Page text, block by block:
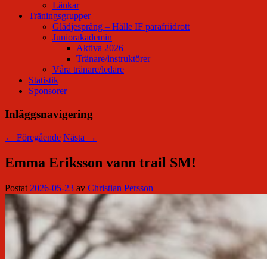
Länkar
Träningsgrupper
Glädjesprång – Hälle IF parafriidrott
Juniorakademin
Aktiva 2026
Tränare/instruktörer
Våra tränare/ledare
Statistik
Sponsorer
Inläggsnavigering
← Föregående Nästa →
Emma Eriksson vann trail SM!
Postat 2026-05-23 av Christian Persson